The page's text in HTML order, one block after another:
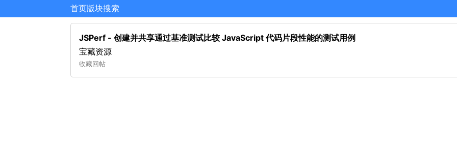
首页版块搜索
JSPerf - 创建并共享通过基准测试比较 JavaScript 代码片段性能的测试用例
宝藏资源
收藏回帖